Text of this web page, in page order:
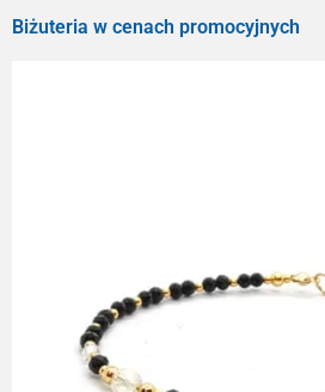
Biżuteria w cenach promocyjnych